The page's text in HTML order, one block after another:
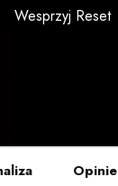
Wesprzyj Reset
Opinie